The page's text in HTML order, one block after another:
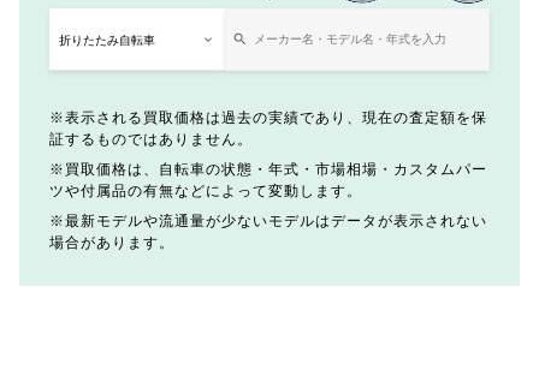
表示される買取価格は過去の実績であり、現在の査定額を保
証するものではありません。
買取価格は、自転車の状態・年式・市場相場・カスタムパー
ツや付属品の有無などによって変動します。
最新モデルや流通量が少ないモデルはデータが表示されない
場合があります。